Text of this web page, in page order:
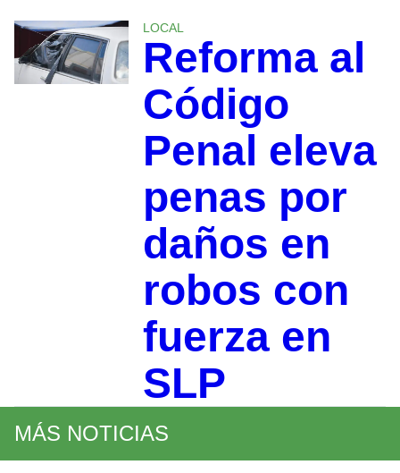
LOCAL
Reforma al
Código
Penal eleva
penas por
daños en
robos con
fuerza en
SLP
MÁS NOTICIAS